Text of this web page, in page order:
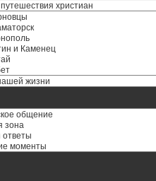
христиан
и Каменец
жизни
общение
зона
ответы
моменты